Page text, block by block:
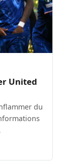
United
du